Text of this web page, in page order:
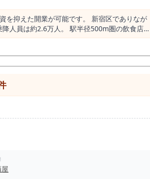
です。 本物件は、 「新宿区
一件です。 ・駅徒歩1分 ・上
るとも捉えられます。 業態の方向性が明確な
お問い合わせ状況により、予告なく募集終了
可能です。 新宿区でありなが